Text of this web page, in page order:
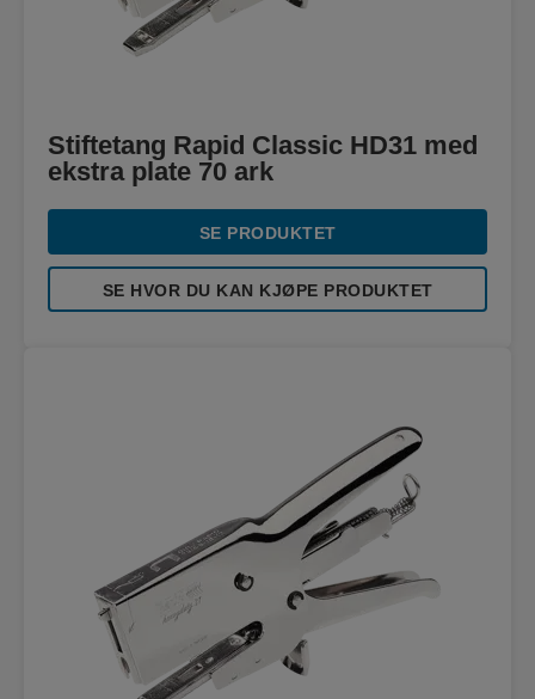
Stiftetang Rapid Classic HD31 med
ekstra plate 70 ark
SE PRODUKTET
SE HVOR DU KAN KJØPE PRODUKTET